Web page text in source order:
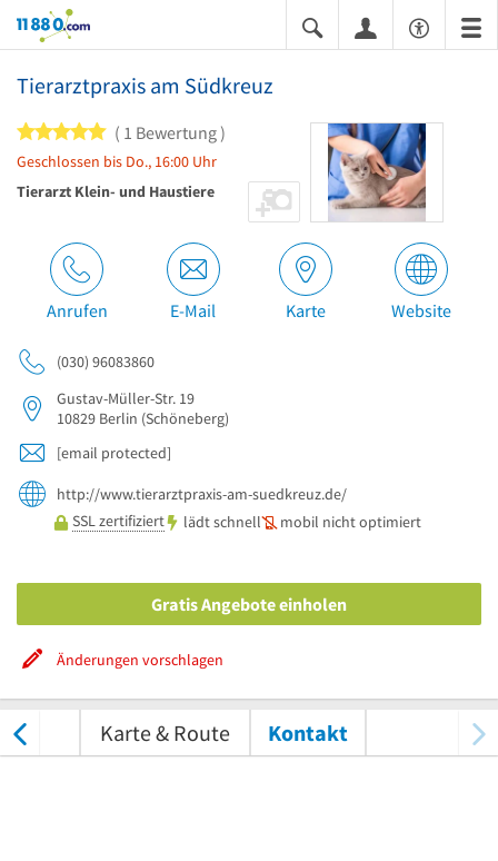
11880.com
Tierarztpraxis am Südkreuz
5 von 5 Sternen
1 Bewertung
Geschlossen bis Do., 16:00 Uhr
Tierarzt Klein- und Haustiere
Anrufen E-Mail Karte Website
(030) 96083860
Gustav-Müller-Str. 19
10829 Berlin (Schöneberg)
[email protected]
http://www.tierarztpraxis-am-suedkreuz.de/
SSL zertifiziert
lädt schnell mobil nicht optimiert
Gratis Angebote einholen
Änderungen vorschlagen
Karte & Route Kontakt